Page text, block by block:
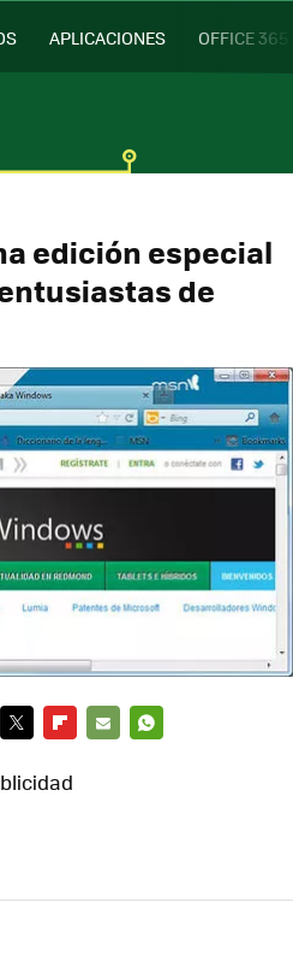
APLICACIONES OFFICE 365
edición especial
de